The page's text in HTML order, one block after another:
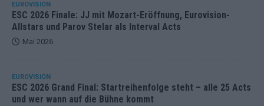
EUROVISION
ESC 2026 Finale: JJ mit Mozart-Eröffnung, Eurovision-
Allstars und Parov Stelar als Interval Acts
Mai 2026
EUROVISION
ESC 2026 Grand Final: Startreihenfolge steht – alle 25 Acts
und wer wann auf die Bühne kommt